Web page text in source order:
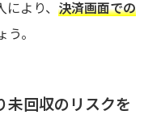
より、 決済画面での
う。
未回収のリスクを